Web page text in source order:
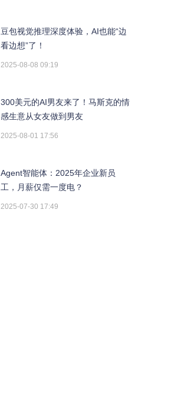
豆包视觉推理深度体验，AI也能“边
看边想”了！
2025-08-08 09:19
300美元的AI男友来了！马斯克的情
感生意从女友做到男友
2025-08-01 17:56
Agent智能体：2025年企业新员
工，月薪仅需一度电？
2025-07-30 17:49